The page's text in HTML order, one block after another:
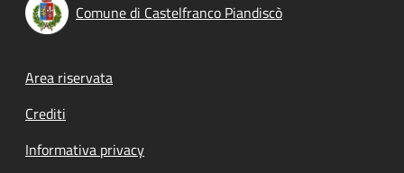
Comune di Castelfranco Piandiscò
Footer menu
Area riservata
Crediti
Informativa privacy